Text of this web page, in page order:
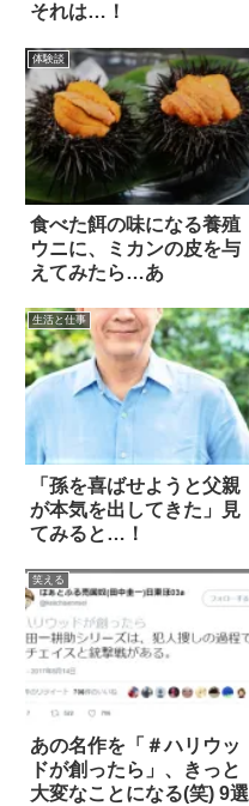
それは…！
体験談
食べた餌の味になる養殖
ウニに、ミカンの皮を与
えてみたら…あ
生活と仕事
「孫を喜ばせようと父親
が本気を出してきた」見
てみると…！
笑える
あの名作を「＃ハリウッ
ドが創ったら」、きっと
大変なことになる(笑) 9選